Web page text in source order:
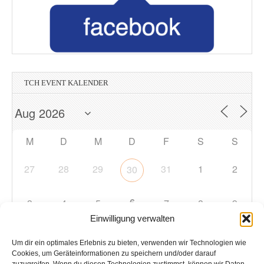
Einwilligung verwalten
Um dir ein optimales Erlebnis zu bieten, verwenden wir Technologien wie
Cookies, um Geräteinformationen zu speichern und/oder darauf
TCH EVENT KALENDER
M D M D F S S
27 28 29 30 31 1 2
3 4 5 6 7 8 9
10 11 12 13 14 15